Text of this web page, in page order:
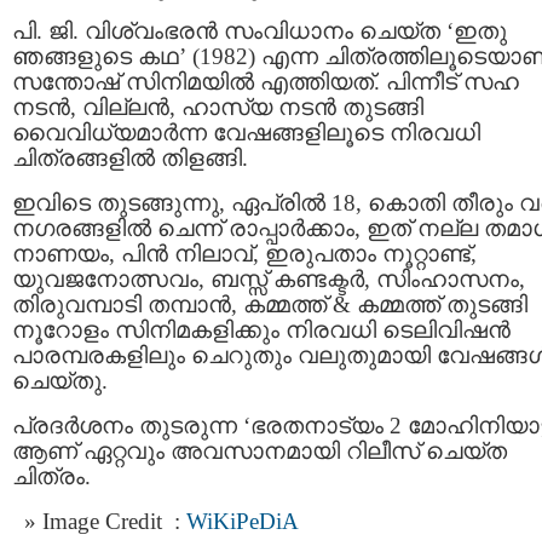
പി. ജി. വിശ്വംഭരൻ സംവിധാനം ചെയ്ത ‘ഇതു
ഞങ്ങളുടെ കഥ’ (1982) എന്ന
സന്തോഷ് സിനിമയിൽ എത്തിയത്. പിന്നീട് സഹ
നടൻ, വില്ലൻ, ഹാസ്യ നടൻ തുടങ്ങി
വൈവിധ്യമാർന്ന വേഷങ്ങളിലൂടെ നിരവധി
ചിത്രങ്ങളിൽ തിളങ്ങി.
ഇവിടെ തുടങ്ങുന്നു, ഏപ്രിൽ 18, കൊതി തീരും
നഗരങ്ങളിൽ ചെന്ന് രാപ്പാർക്കാം, ഇത് നല്ല
നാണയം, പിൻ നിലാവ്, ഇരുപതാം നൂറ്റാണ്ട്,
യുവജനോത്സവം, ബസ്സ്‌ കണ്ടക്ടർ, സിംഹാസനം,
തിരുവമ്പാടി തമ്പാൻ, കമ്മത്ത് & കമ്മത്ത് തുടങ്ങി
നൂറോളം സിനിമകളിക്കും നിരവധി ടെലിവിഷൻ
പാരമ്പരകളിലും ചെറുതും വലുതുമായി
ചെയ്തു.
പ്രദര്‍ശനം തുടരുന്ന ‘ഭരതനാട്യം 2
ആണ് ഏറ്റവും അവസാനമായി റിലീസ് ചെയ്ത
ചിത്രം.
Image Credit : WiKiPeDiA